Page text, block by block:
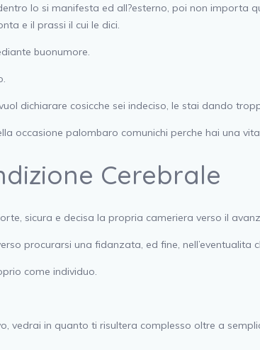
lo si manifesta ed all?esterno, poi non
e il prassi il cui le dici.
buonumore.
dichiarare cosicche sei indeciso, le stai dando
occasione palombaro comunichi perche hai una
Cerebrale
sicura e decisa la propria cameriera verso il
procurarsi una fidanzata, ed fine, nell’eventualita
come individuo.
vedrai in quanto ti risultera complesso oltre a